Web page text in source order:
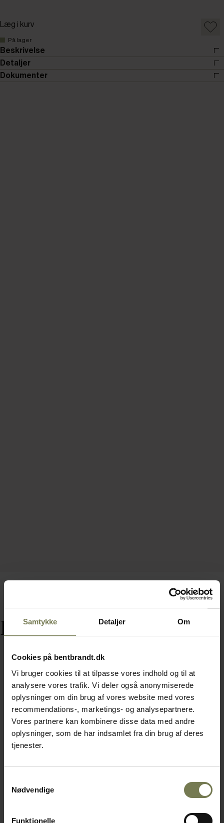
Samtykke Detaljer Om
Cookies på bentbrandt.dk
Vi bruger cookies til at tilpasse vores indhold og til at
analysere vores trafik. Vi deler også anonymiserede
oplysninger om din brug af vores website med vores
recommendations-, marketings- og analysepartnere.
Vores partnere kan kombinere disse data med andre
oplysninger, som de har indsamlet fra din brug af deres
tjenester.
Nødvendige
Funktionelle
Læg i kurv
På lager
Beskrivelse
Detaljer
Dokumenter
Relaterede varer